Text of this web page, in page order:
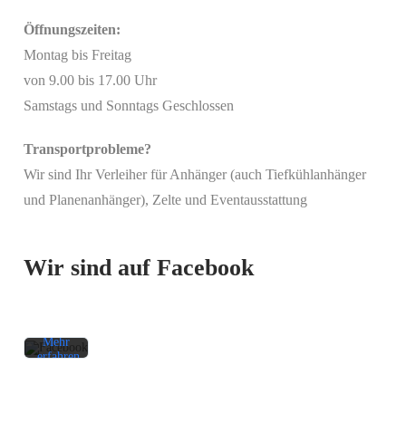
Öffnungszeiten:
Montag bis Freitag
von 9.00 bis 17.00 Uhr
Samstags und Sonntags Geschlossen
Transportprobleme?
Wir sind Ihr Verleiher für Anhänger (auch Tiefkühlanhänger
und Planenanhänger), Zelte und Eventausstattung
Wir sind auf Facebook
Mit
akzeptieren
Mehr
erfahren